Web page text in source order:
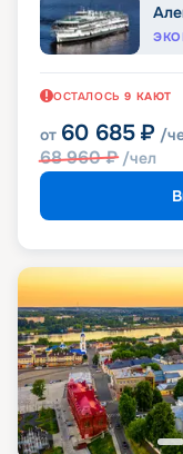
ОСТАЛОСЬ 9 КАЮТ
от 60 685 ₽ /
68 960₽ /чел